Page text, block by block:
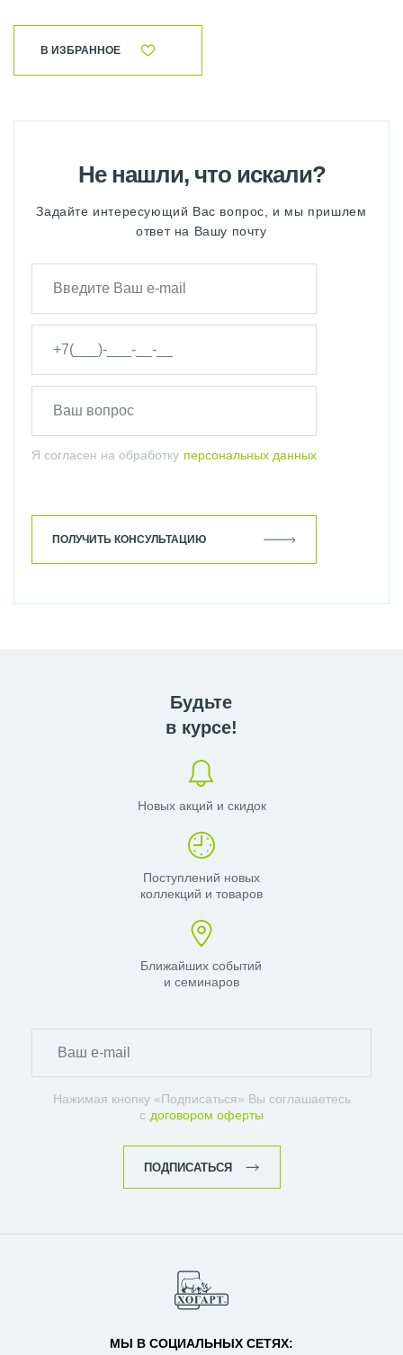
В ИЗБРАННОЕ
Не нашли, что искали?
Задайте интересующий Вас вопрос, и мы пришлем
ответ на Вашу почту
Я согласен на обработку персональных данных
ПОЛУЧИТЬ КОНСУЛЬТАЦИЮ
Будьте
в курсе!
Новых акций и скидок
Поступлений новых
коллекций и товаров
Ближайших событий
и семинаров
Нажимая кнопку «Подписаться» Вы соглашаетесь
с договором оферты
ПОДПИСАТЬСЯ
МЫ В СОЦИАЛЬНЫХ СЕТЯХ: